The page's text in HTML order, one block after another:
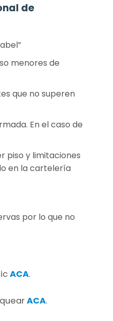
de
menores de
que no superen
En el caso de
piso y limitaciones
en la cartelería
por lo que no
ACA.
ACA.